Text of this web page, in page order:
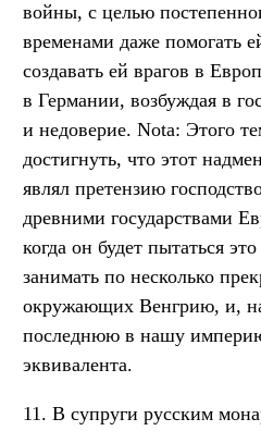
войны, с целью
временами даже помогать
создавать ей врагов в
в Германии, возбуждая в
и недоверие. Nota: Этого
достигнуть, что этот
являл претензию
древними государствами
когда он будет пытаться
занимать по несколько
окружающих Венгрию, и,
последнюю в нашу
эквивалента.
11. В супруги русским